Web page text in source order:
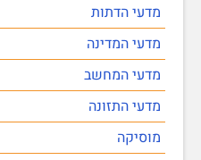
מדעי הדתות
מדעי המדינה
מדעי המחשב
מדעי התזונה
מוסיקה